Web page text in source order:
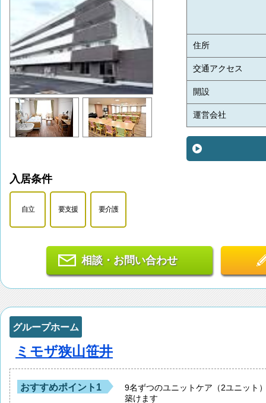
住所
交通アクセス
開設
運営会社
入居条件
自立 要支援 要介護
相談・お問い合わせ
グループホーム
ミモザ狭山笹井
おすすめポイント1
9名ずつのユニットケア（2ユニット
築けます